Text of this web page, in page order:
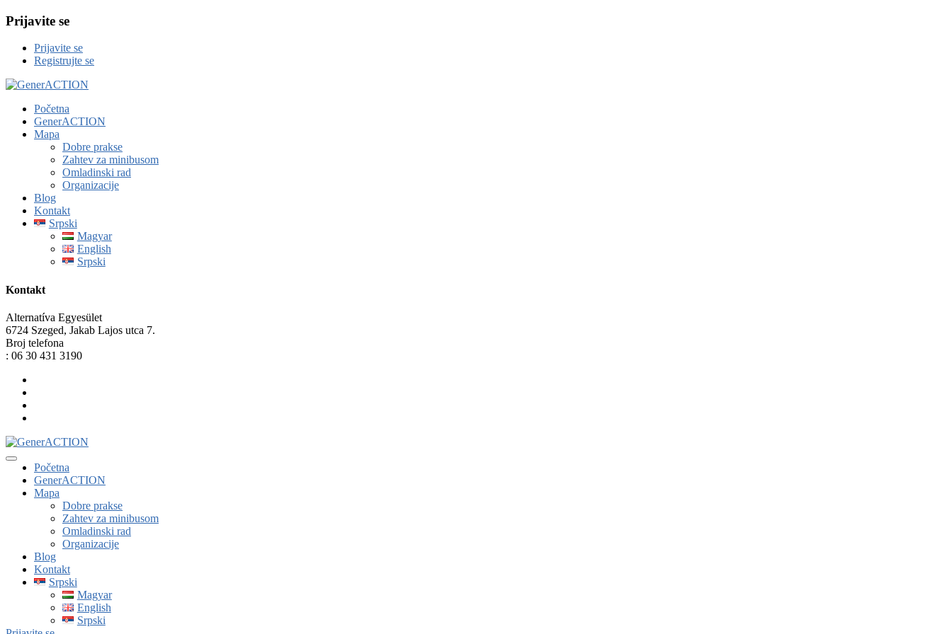
Prijavite se
Prijavite se
Registrujte se
Početna
GenerACTION
Mapa
Dobre prakse
Zahtev za minibusom
Omladinski rad
Organizacije
Blog
Kontakt
Srpski
Magyar
English
Srpski
Kontakt
Alternatíva Egyesület
6724 Szeged, Jakab Lajos utca 7.
Broj telefona
: 06 30 431 3190
Početna
GenerACTION
Mapa
Dobre prakse
Zahtev za minibusom
Omladinski rad
Organizacije
Blog
Kontakt
Srpski
Magyar
English
Srpski